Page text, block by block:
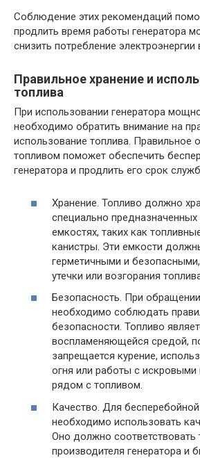
Соблюдение этих рекомендаций
продлить время работы генератора
снизить потребление электроэнергии
Правильное хранение и
топлива
При использовании генератора
необходимо обратить внимание на
использование топлива. Правильное
топливом поможет обеспечить
генератора и продлить его срок
Хранение. Топливо должно
специально предназначенных
емкостях, таких как
канистры. Эти емкости
герметичными и
утечки или возгорания
Безопасность. При
необходимо соблюдать
безопасности. Топливо
воспламеняющейся средой,
запрещается курение,
огня или работы с искровыми
рядом с топливом.
Качество. Для
необходимо использовать
Оно должно соответствовать
производителя генератора и